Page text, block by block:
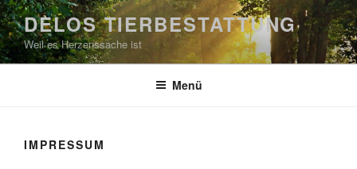
Zum
Inhalt
springen
DELOS TIERBESTATTUNG
Weil es Herzenssache ist
Menü
IMPRESSUM